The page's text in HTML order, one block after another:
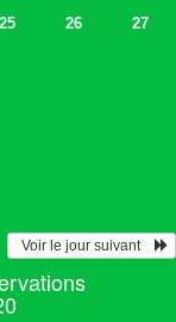
25 26
27
  Voir le jour suivant